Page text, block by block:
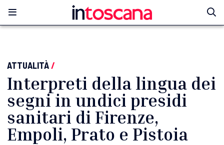
ATTUALITÀ/
Interpreti della lingua dei
segni in undici presidi
sanitari di Firenze,
Empoli, Prato e Pistoia